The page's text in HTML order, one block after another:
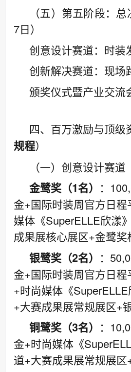
（五）第五阶段：
7日）
创意设计赛道：时装
创新解决赛道：现场
颁奖仪式暨产业交流
四、百万激励与顶级
规程）
（一）创意设计赛道
金鹭奖（1名） ：
金+国际时装周官方日程
媒体《SuperELLE欣漾
成果展核心展区+金鹭奖
银鹭奖（2名） ：
金+国际时装周官方日程
+时尚媒体《
+大赛成果展常规展区+
铜鹭奖（3名） ：
金+时尚媒体《
道+大赛成果展常规展